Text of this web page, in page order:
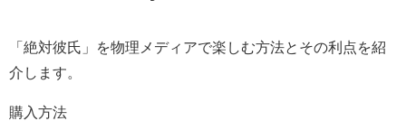
「絶対彼氏」を物理メディアで楽しむ方法とその利点を紹
介します。
購入方法